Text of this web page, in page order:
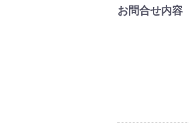
お問合せ内容